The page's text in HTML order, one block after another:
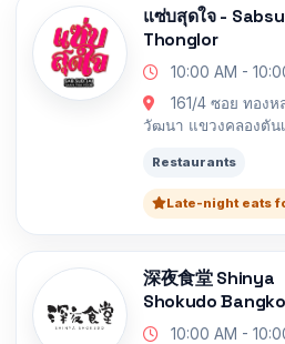
แซ่บสุดใจ -
Thonglor
10:00 AM -
161/4 ซอย ทอง
วัฒนา แขวงคลองตันเ
Restaurants
Late-night eats
深夜食堂 Shinya
Shokudo
10:00 AM -